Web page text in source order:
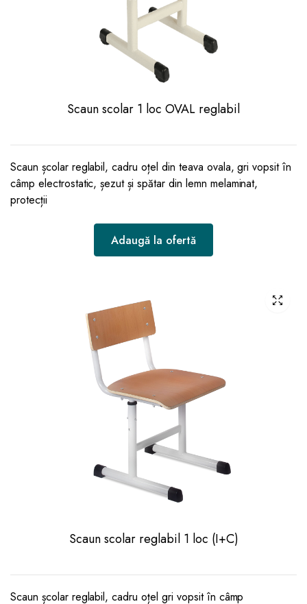
Scaun scolar 1 loc OVAL reglabil
Scaun școlar reglabil, cadru oțel din teava ovala, gri vopsit în
câmp electrostatic, șezut și spătar din lemn melaminat,
protecții
Adaugă la ofertă
Scaun scolar reglabil 1 loc (I+C)
Scaun școlar reglabil, cadru oțel gri vopsit în câmp